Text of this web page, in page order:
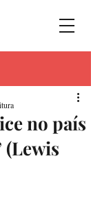
no país
(Lewis